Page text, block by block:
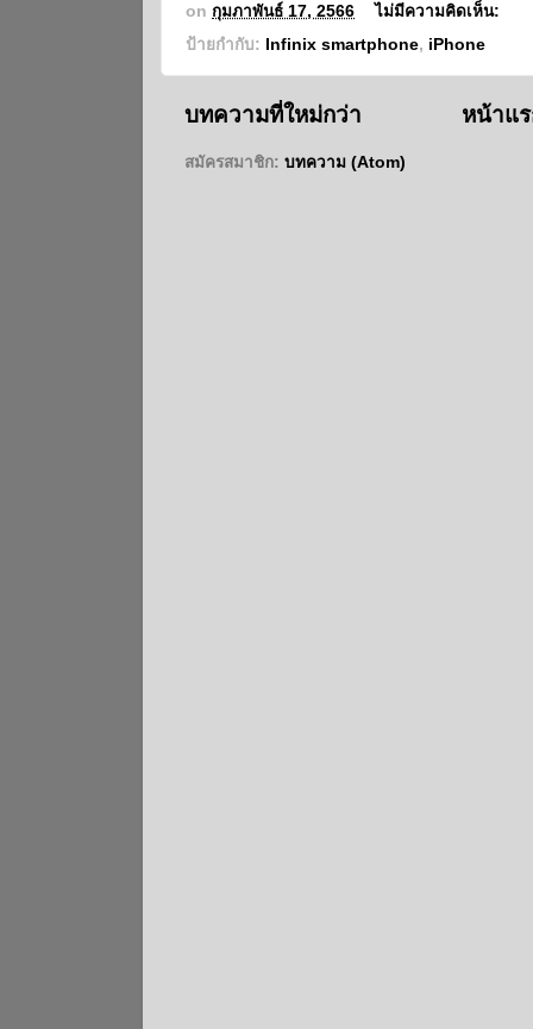
on กุมภาพันธ์ 17, 2566
ไม่มีความคิดเห็น:
ป้ายกำกับ: Infinix smartphone, iPhone
บทความที่ใหม่กว่า หน้าแ
สมัครสมาชิก: บทความ (Atom)